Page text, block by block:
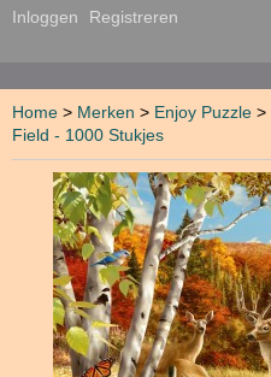
Inloggen Registreren
Home > Merken > Enjoy Puzzle >
Field - 1000 Stukjes